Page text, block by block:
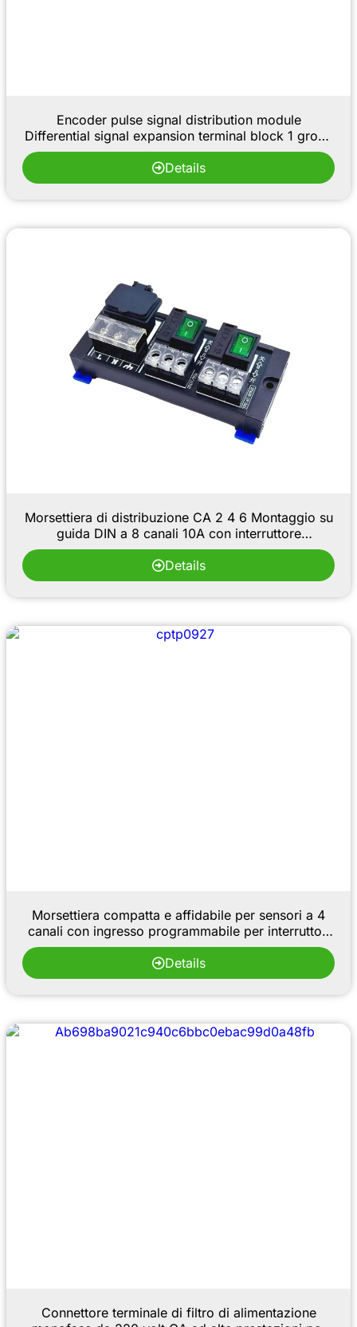
Encoder pulse signal distribution module
Differential signal expansion terminal block 1 group
ABZ to 6-way splitter
Details
Morsettiera di distribuzione CA 2 4 6 Montaggio su
guida DIN a 8 canali 10A con interruttore
indipendente e fusibile Modulo di potenza
multicanale
Details
Morsettiera compatta e affidabile per sensori a 4
canali con ingresso programmabile per interruttori
di prossimità e fotoelettrici a 2 fili e 3 fili
Details
Connettore terminale di filtro di alimentazione